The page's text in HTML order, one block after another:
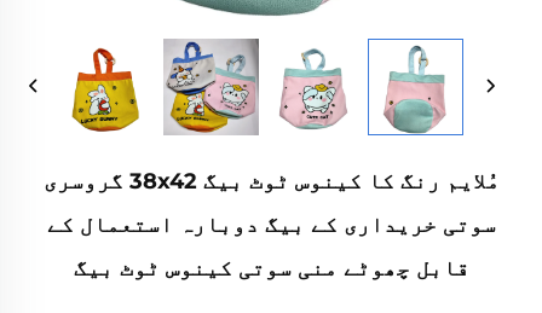
مُلایم رنگ کا کینوس ٹوٹ بیگ 38x42 گروسری
سوتی خریداری کے بیگ دوبارہ استعمال کے
قابل چھوٹے منی سوتی کینوس ٹوٹ بیگ